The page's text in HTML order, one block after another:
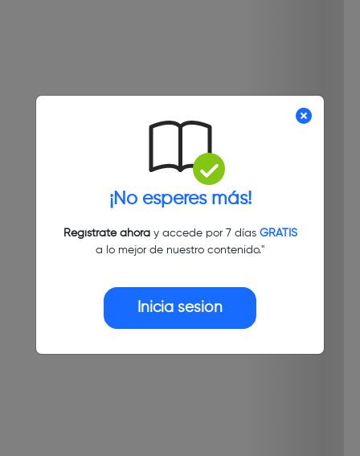
¡No esperes más!
Regístrate ahoray accede por 7 días GRATIS
a lo mejor de nuestro contenido."
Inicia sesión